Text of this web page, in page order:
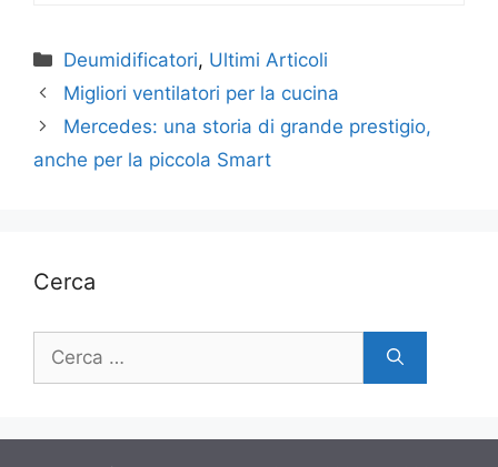
Categorie
Deumidificatori, Ultimi Articoli
Migliori ventilatori per la cucina
Mercedes: una storia di grande prestigio,
anche per la piccola Smart
Cerca
per: